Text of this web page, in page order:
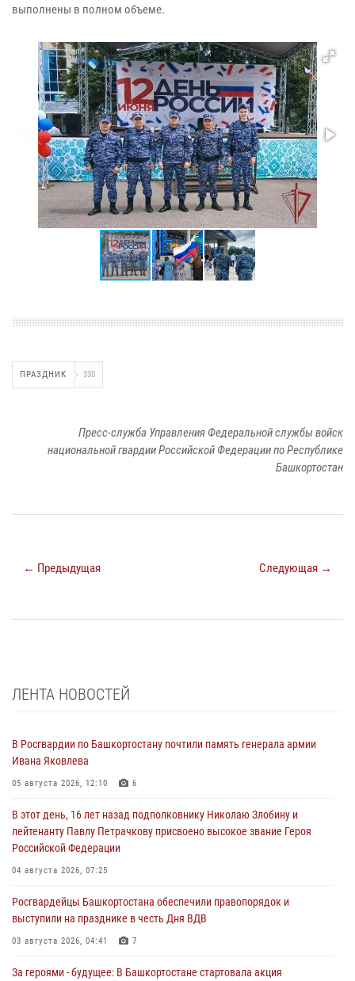
выполнены в полном объеме.
ПРАЗДНИК 330
Пресс-служба Управления Федеральной службы войск
национальной гвардии Российской Федерации по Республике
Башкортостан
← Предыдущая Следующая →
ЛЕНТА НОВОСТЕЙ
В Росгвардии по Башкортостану почтили память генерала армии
Ивана Яковлева
05 августа 2026, 12:10 6
В этот день, 16 лет назад подполковнику Николаю Злобину и
лейтенанту Павлу Петрачкову присвоено высокое звание Героя
Российской Федерации
04 августа 2026, 07:25
Росгвардейцы Башкортостана обеспечили правопорядок и
выступили на празднике в честь Дня ВДВ
03 августа 2026, 04:41 7
За героями - будущее: В Башкортостане стартовала акция